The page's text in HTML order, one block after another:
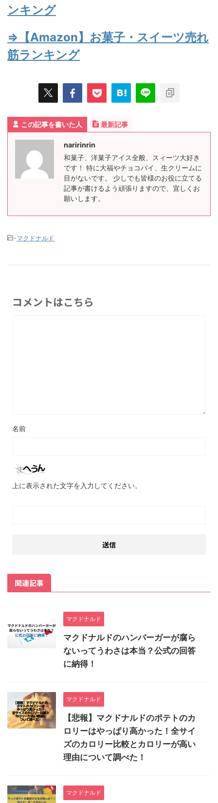
ンキング
⇒【Amazon】お菓子・スイーツ売れ
筋ランキング
この記事を書いた人 最新記事
naririnrin
和菓子、洋菓子アイス全般、スィーツ大好き
です！ 特に大福やチョコパイ、生クリームに
目がないです。 少しでも皆様のお役に立てる
記事が書けるよう頑張りますので、宜しくお
願いします。
-マクドナルド
コメントはこちら
名前
上に表示された文字を入力してください。
関連記事
マクドナルド
マクドナルドのハンバーガーが腐ら
ないってうわさは本当？公式の回答
に納得！
マクドナルド
【悲報】マクドナルドのポテトのカ
ロリーはやっぱり高かった！全サイ
ズのカロリー比較とカロリーが高い
理由について調べた！
マクドナルド